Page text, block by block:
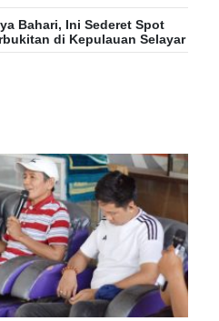
Bahari, Ini Sederet Spot
di Kepulauan Selayar